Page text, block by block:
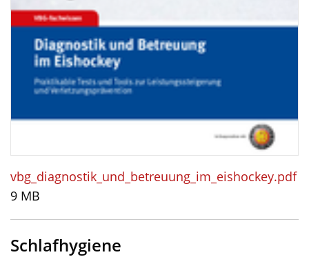
vbg_diagnostik_und_betreuung_im_eishockey.pdf
9 MB
Schlafhygiene